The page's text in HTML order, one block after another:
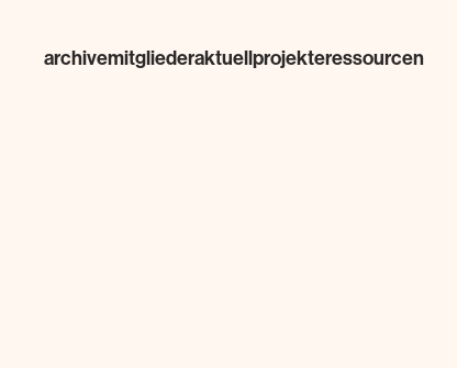
archivemitgliederaktuellprojekteressourcen